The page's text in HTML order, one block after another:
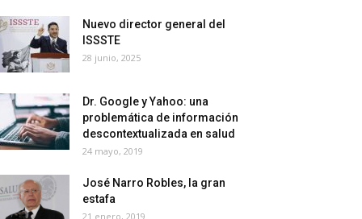
Nuevo director general del
ISSSTE
28 junio, 2025
Dr. Google y Yahoo: una
problemática de información
descontextualizada en salud
24 mayo, 2019
José Narro Robles, la gran
estafa
21 enero, 2019